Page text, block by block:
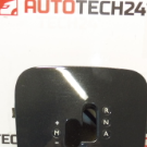
toimitus